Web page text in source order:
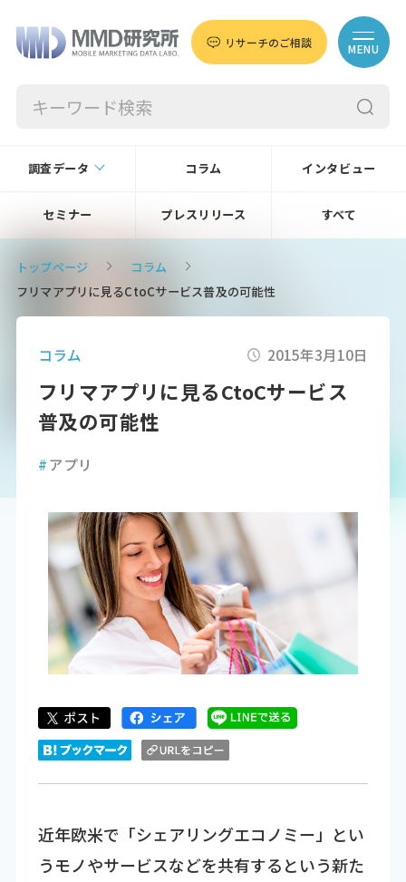
リサーチのご相談 MENU
調査データ コラム インタビュー
セミナー プレスリリース すべて
トップページ
コラム
フリマアプリに見るCtoCサービス普及の可能性
コラム 2015年3月10日
フリマアプリに見るCtoCサービス
普及の可能性
#アプリ
近年欧米で「シェアリングエコノミー」とい
うモノやサービスなどを共有するという新た